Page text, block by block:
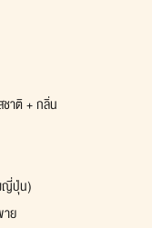
ชาติ + กลิ่น
ญี่ปุ่น)
ย